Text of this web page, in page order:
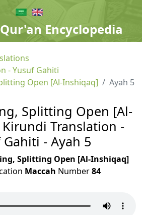
Encyclopedia
- Yusuf Gahiti
Open [Al-Inshiqaq]
Ayah 5
Splitting Open [Al-
Translation -
Gahiti - Ayah 5
Splitting Open [Al-Inshiqaq]
Maccah Number84